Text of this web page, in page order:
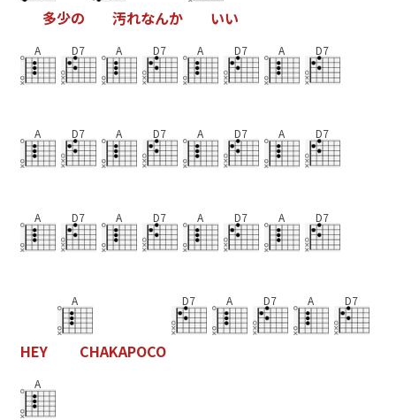
多少の 汚れなんか いい
A D7 A D7 A D7 A D7
A D7 A D7 A D7 A D7
A D7 A D7 A D7 A D7
HEY
A
CHAKAPOCO
D7 A D7 A D7
A